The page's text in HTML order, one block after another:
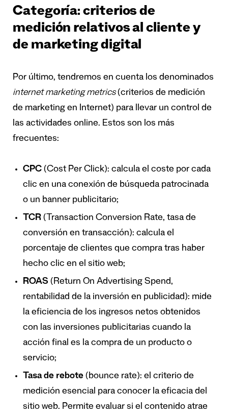
Categoría: criterios de
medición relativos al cliente y
de marketing digital
Por último, tendremos en cuenta los denominados
internet marketing metrics(criterios de medición
de marketing en Internet) para llevar un control de
las actividades online. Estos son los más
frecuentes:
CPC (Cost Per Click): calcula el coste por cada
clic en una conexión de búsqueda patrocinada
o un banner publicitario;
TCR (Transaction Conversion Rate, tasa de
conversión en transacción): calcula el
porcentaje de clientes que compra tras haber
hecho clic en el sitio web;
ROAS (Return On Advertising Spend,
rentabilidad de la inversión en publicidad): mide
la eficiencia de los ingresos netos obtenidos
con las inversiones publicitarias cuando la
acción final es la compra de un producto o
servicio;
Tasa de rebote (bounce rate): el criterio de
medición esencial para conocer la eficacia del
sitio web. Permite evaluar si el contenido atrae